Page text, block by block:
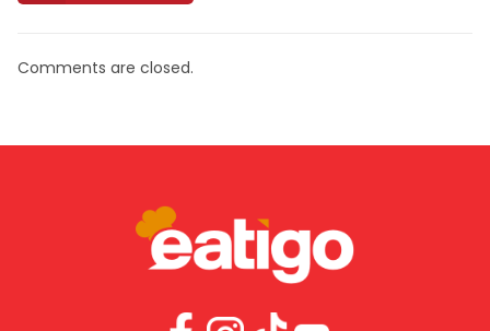
Comments are closed.